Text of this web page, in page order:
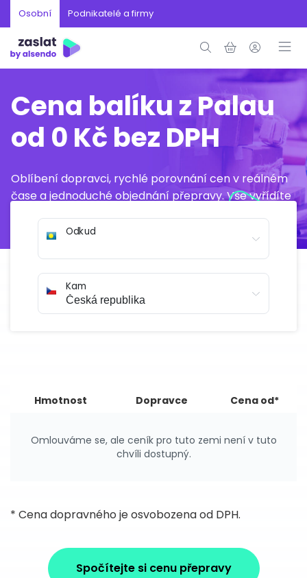
Osobní Podnikatelé a firmy
Cena balíku z Palau
od 0 Kč bez DPH
Oblíbení dopravci, rychlé porovnání cen v reálném
čase a jednoduché objednání přepravy. Vše vyřídíte
Odkud
Kam
Hmotnost Dopravce Cena od*
Omlouváme se, ale ceník pro tuto zemi není v tuto
chvíli dostupný.
* Cena dopravného je osvobozena od DPH.
Spočítejte si cenu přepravy